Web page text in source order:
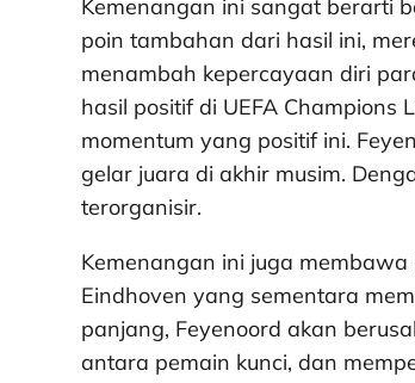
​Kemenangan ini sangat berarti
poin tambahan dari hasil ini,
menambah kepercayaan diri
hasil positif di UEFA Champions
momentum yang positif ini.
gelar juara di akhir musim.
terorganisir.
Kemenangan ini juga
Eindhoven yang sementara
panjang, Feyenoord akan
antara pemain kunci, dan